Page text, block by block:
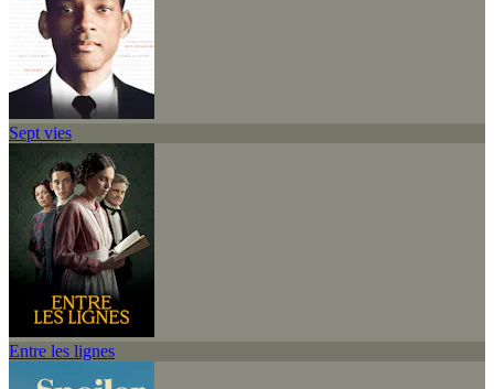
Sept vies
Entre les lignes